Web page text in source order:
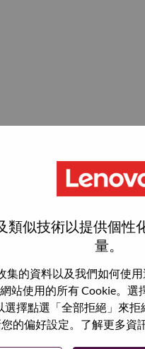
類似技術以提供個性
量。
集的資料以及我們如何使
站使用的所有 Cookie。選
擇點選「全部拒絕」來
的偏好設定。了解更多資
We WOW our customers.
ranked #196 in
Focused on a bold